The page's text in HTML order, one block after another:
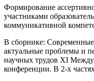
Формирование
участниками
коммуникативной
В сборнике: Современные
актуальные проблемы и
научных трудов XI
конференции. В 2-х